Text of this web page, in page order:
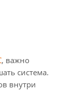
, важно
система.
внутри